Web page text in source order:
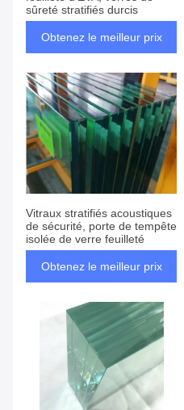
sûreté stratifiés durcis
Obtenez le meilleur prix
Vitraux stratifiés acoustiques
de sécurité, porte de tempête
isolée de verre feuilleté
Obtenez le meilleur prix